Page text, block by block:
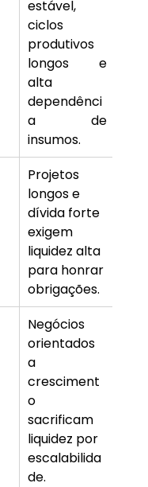
estável,
ciclos
produtivos
longos e
alta
dependênci
a de
insumos.
Projetos
longos e
dívida forte
exigem
liquidez alta
para honrar
obrigações.
Negócios
orientados
a
cresciment
o
sacrificam
liquidez por
escalabilida
de.